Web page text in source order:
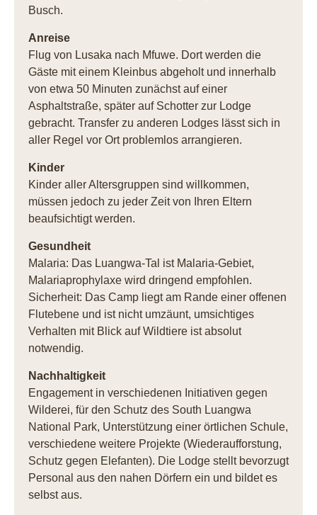
Busch.
Anreise
Flug von Lusaka nach Mfuwe. Dort werden die
Gäste mit einem Kleinbus abgeholt und innerhalb
von etwa 50 Minuten zunächst auf einer
Asphaltstraße, später auf Schotter zur Lodge
gebracht. Transfer zu anderen Lodges lässt sich in
aller Regel vor Ort problemlos arrangieren.
Kinder
Kinder aller Altersgruppen sind willkommen,
müssen jedoch zu jeder Zeit von Ihren Eltern
beaufsichtigt werden.
Gesundheit
Malaria: Das Luangwa-Tal ist Malaria-Gebiet,
Malariaprophylaxe wird dringend empfohlen.
Sicherheit: Das Camp liegt am Rande einer offenen
Flutebene und ist nicht umzäunt, umsichtiges
Verhalten mit Blick auf Wildtiere ist absolut
notwendig.
Nachhaltigkeit
Engagement in verschiedenen Initiativen gegen
Wilderei, für den Schutz des South Luangwa
National Park, Unterstützung einer örtlichen Schule,
verschiedene weitere Projekte (Wiederaufforstung,
Schutz gegen Elefanten). Die Lodge stellt bevorzugt
Personal aus den nahen Dörfern ein und bildet es
selbst aus.